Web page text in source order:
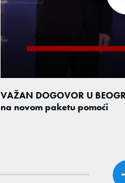
VAŽAN DOGOVOR U
na novom paketu pomoći